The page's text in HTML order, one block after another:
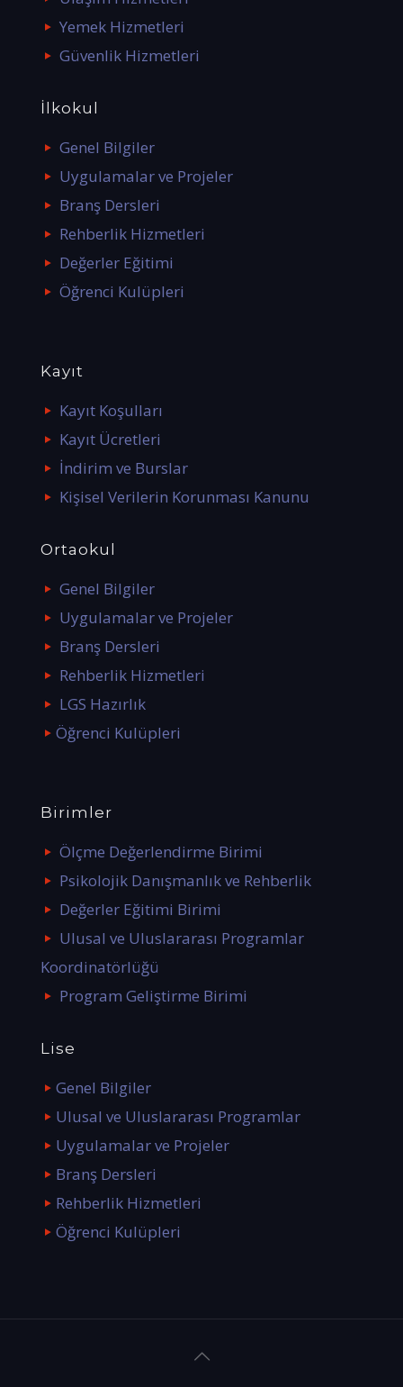
Yemek Hizmetleri
Güvenlik Hizmetleri
İlkokul
Genel Bilgiler
Uygulamalar ve Projeler
Branş Dersleri
Rehberlik Hizmetleri
Değerler Eğitimi
Öğrenci Kulüpleri
Kayıt
Kayıt Koşulları
Kayıt Ücretleri
İndirim ve Burslar
Kişisel Verilerin Korunması Kanunu
Ortaokul
Genel Bilgiler
Uygulamalar ve Projeler
Branş Dersleri
Rehberlik Hizmetleri
LGS Hazırlık
Öğrenci Kulüpleri
Birimler
Ölçme Değerlendirme Birimi
Psikolojik Danışmanlık ve Rehberlik
Değerler Eğitimi Birimi
Ulusal ve Uluslararası Programlar
Koordinatörlüğü
Program Geliştirme Birimi
Lise
Genel Bilgiler
Ulusal ve Uluslararası Programlar
Uygulamalar ve Projeler
Branş Dersleri
Rehberlik Hizmetleri
Öğrenci Kulüpleri